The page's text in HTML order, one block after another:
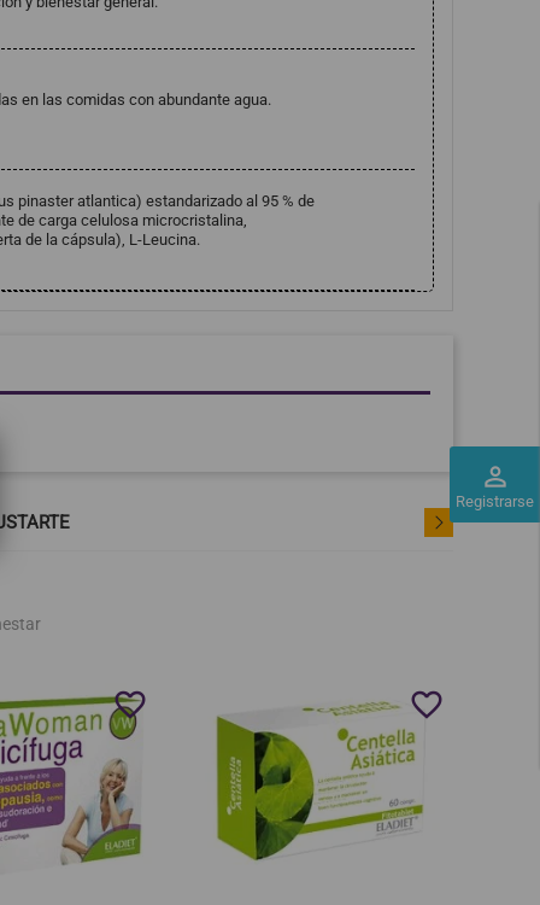
perm_identity
Registrarse
en las comidas con abundante agua.
pinaster atlantica) estandarizado al 95 % de
de carga celulosa microcristalina,
de la cápsula), L-Leucina.
favorite_border favorite_border